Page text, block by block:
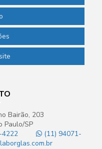
Bairão, 203
Paulo/SP
4222
(11) 94071-